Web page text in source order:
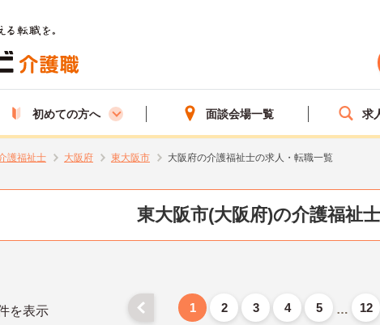
初めての方へ 面談会場一覧 求
護福祉士 大阪府 東大阪市 大阪府の介護福祉士の求人・転職一覧
東大阪市(大阪府)の介護福祉士
を表示 1 2 3 4 5 … 12